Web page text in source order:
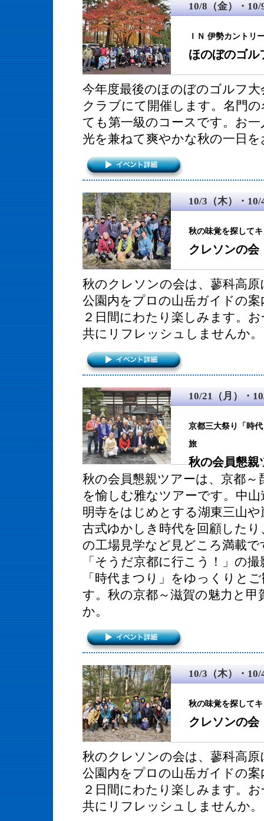
10/8（金）・10/
ＩＮ 伊勢カントリ
ほのぼのゴ
今年度最後のほのぼのゴルフ
クラブにて開催します。名門
ても第一級のコースです。お
光を兼ねて爽やかな秋の一日
10/3（木）・10/
秋の味覚を探して
クレソンの
秋のクレソンの会は、蓼科高
公園内をプロの山岳ガイドの
２日間にわたり楽しみます。
共にリフレッシュしませんか。
10/21（月）・
京都三大祭り「時
旅
秋の会員懇親
秋の会員懇親ツアーは、京都
を愉しむ雅なツアーです。中
明寺をはじめとする湖東三山
古式ゆかしき時代を回顧した
の工場見学など見どころ満載
「そうだ京都に行こう！」の
「時代まつり」をゆっくりと
す。秋の京都～滋賀の魅力と
か。
10/3（木）・10/
秋の味覚を探して
クレソンの
秋のクレソンの会は、蓼科高
公園内をプロの山岳ガイドの
２日間にわたり楽しみます。
共にリフレッシュしませんか。